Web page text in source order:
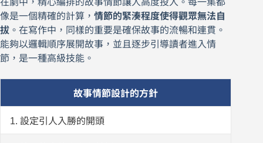
在劇中，精心編排的故事情節讓人高度投入。每一集都
像是一個精確的計算， 情節的緊湊程度使得觀眾無法自
拔 。在寫作中，同樣的重要是確保故事的流暢和連貫。
能夠以邏輯順序展開故事，並且逐步引導讀者進入情
節，是一種高級技能。
故事情節設計的方針
1. 設定引人入勝的開頭